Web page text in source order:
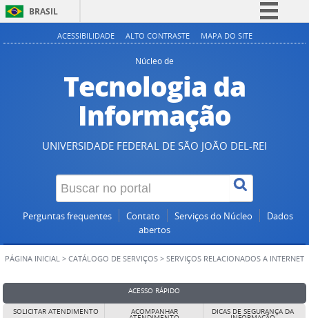
BRASIL
Simplifique!
Participe
Acesso à informação
Legislação
Canais
ACESSIBILIDADE ALTO CONTRASTE MAPA DO SITE
Núcleo de
Tecnologia da
Informação
UNIVERSIDADE FEDERAL DE SÃO JOÃO DEL-REI
Perguntas frequentes Contato Serviços do Núcleo
Dados
abertos
PÁGINA INICIAL > CATÁLOGO DE SERVIÇOS > SERVIÇOS RELACIONADOS A INTERNET
ACESSO RÁPIDO
SOLICITAR ATENDIMENTO ACOMPANHAR DICAS DE SEGURANÇA DA